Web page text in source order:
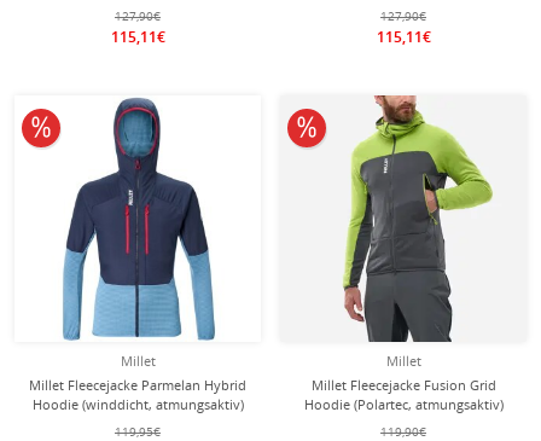
optimale Bewegungsfreiheit)
schwarz Herren
127,90€
115,11€
optimale Bewegungsfreiheit) blau
Herren
127,90€
115,11€
Millet
Millet Fleecejacke Parmelan Hybrid
Hoodie (winddicht, atmungsaktiv)
dunkelblau/saphir Herren
119,95€
10% reduziert
Millet
Millet Fleecejacke Fusion Grid
Hoodie (Polartec, atmungsaktiv)
grau/lime Herren
119,90€
10% reduziert